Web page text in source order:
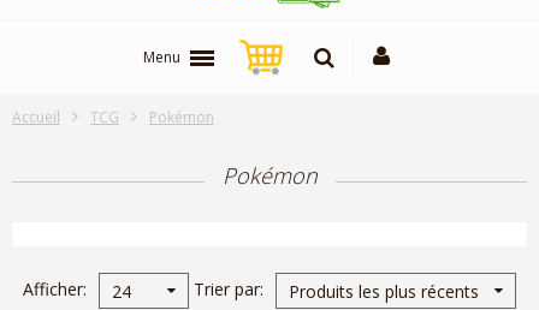
Menu
Accueil TCG Pokémon
Pokémon
Afficher 24 Trier par Produits les plus récents